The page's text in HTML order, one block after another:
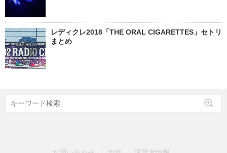
レディクレ2018「THE ORAL CIGARETTES」セトリ
まとめ